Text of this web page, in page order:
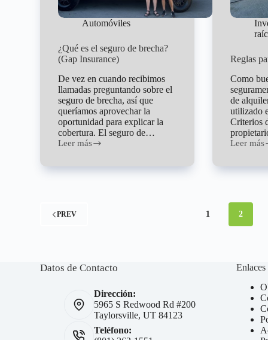
Automóviles
¿Qué es el seguro de brecha?
(Gap Insurance)
De vez en cuando recibimos
llamadas preguntando sobre el
seguro de brecha, así que
queríamos aprovechar la
oportunidad para explicar la
cobertura. El seguro de…
Leer más
¿Qué
Insurance)
Reglas
Como
de
utilizado
Criterios
Leer más
Reglas
PREV 1 2
Datos de Contacto
Dirección:
5965 S Redwood Rd #200
Taylorsville, UT 84123
Teléfono: